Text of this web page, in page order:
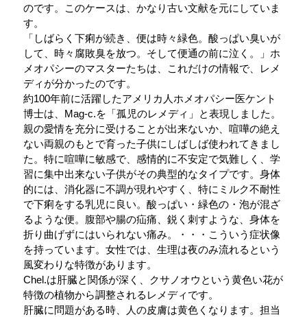
のです。このケースは、かなり古い文献を元にしていま
す。
「しばらく下痢が続き、便は時々緑色。酸っぱい臭いが
して、時々腐敗臭を放つ。そして便通の前に泣く。」ホ
メオパシーのマスターたちは、これだけの情報で、レメ
ディが分かったのです。
約100年前に活躍したアメリカ人ホメオパシー医ケント
博士は、Mag-c.を「孤児のレメディ」と表現しました。
親の愛情を充分に受けることが出来ないか、喧嘩の絶え
ない両親のもとで育った子供にしばしば使われてきまし
た。特に喧嘩に敏感で、感情的に不安定で気難しく、学
習に集中出来ない子供がその典型的なタイプです。身体
的には、消化器に不調が現れやすく、特にミルク不耐性
で下痢をする乳児に良い。酸っぱい・緑色の・泡が混ざ
るような便。腹部や腸の疝痛、鋭く刺すような、身体を
折り曲げずにはいられない痛み。・・・こういう症状像
を持っています。女性では、生理は夜のみ流れるという
風変わりな特徴があります。
Chel.は肝臓と関係が深く、クサノオウという黄色い花が
特徴の植物から調整されるレメディです。
肝臓に問題がある時、人の皮膚は黄色くなります。担当